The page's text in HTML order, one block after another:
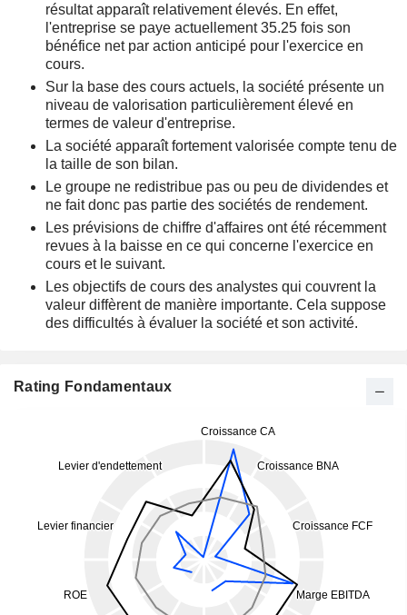
résultat apparaît relativement élevés. En effet,
l'entreprise se paye actuellement 35.25 fois son
bénéfice net par action anticipé pour l'exercice en
cours.
Sur la base des cours actuels, la société présente un
niveau de valorisation particulièrement élevé en
termes de valeur d'entreprise.
La société apparaît fortement valorisée compte tenu de
la taille de son bilan.
Le groupe ne redistribue pas ou peu de dividendes et
ne fait donc pas partie des sociétés de rendement.
Les prévisions de chiffre d'affaires ont été récemment
revues à la baisse en ce qui concerne l'exercice en
cours et le suivant.
Les objectifs de cours des analystes qui couvrent la
valeur diffèrent de manière importante. Cela suppose
des difficultés à évaluer la société et son activité.
Rating Fondamentaux